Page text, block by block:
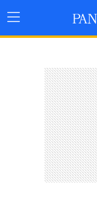
Menu
Principal